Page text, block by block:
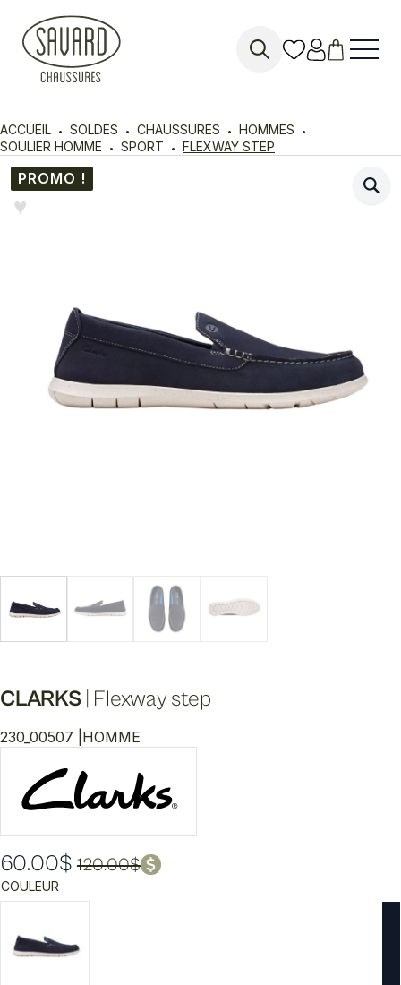
ACCUEIL SOLDES CHAUSSURES
HOMMES
SOULIER HOMME
SPORT FLEXWAY STEP
PROMO !
♥︎
CLARKS Flexway step
230_00507 | HOMME
120.00$
Le
prix
initial
était :
60.00$
Le
prix
actuel
est :
COULEUR